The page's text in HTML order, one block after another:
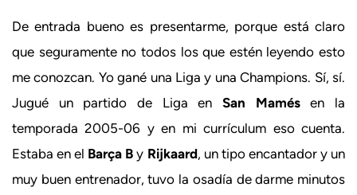
De entrada bueno es presentarme, porque está claro
que seguramente no todos los que estén leyendo esto
me conozcan. Yo gané una Liga y una Champions. Sí, sí.
Jugué un partido de Liga en San Mamésen la
temporada 2005-06 y en mi currículum eso cuenta.
Estaba en el Barça B y Rijkaard, un tipo encantador y un
muy buen entrenador, tuvo la osadía de darme minutos